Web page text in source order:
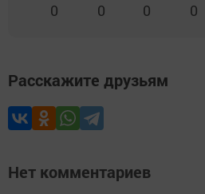
0 0 0 0
Расскажите друзьям
Нет комментариев